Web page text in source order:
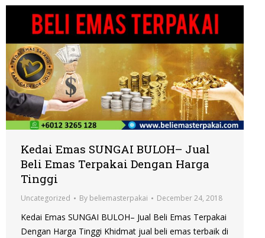
Kedai Emas SUNGAI BULOH– Jual
Beli Emas Terpakai Dengan Harga
Tinggi
Uncategorized By beliemasterpakai December 24, 2018
Kedai Emas SUNGAI BULOH– Jual Beli Emas Terpakai
Dengan Harga Tinggi Khidmat jual beli emas terbaik di